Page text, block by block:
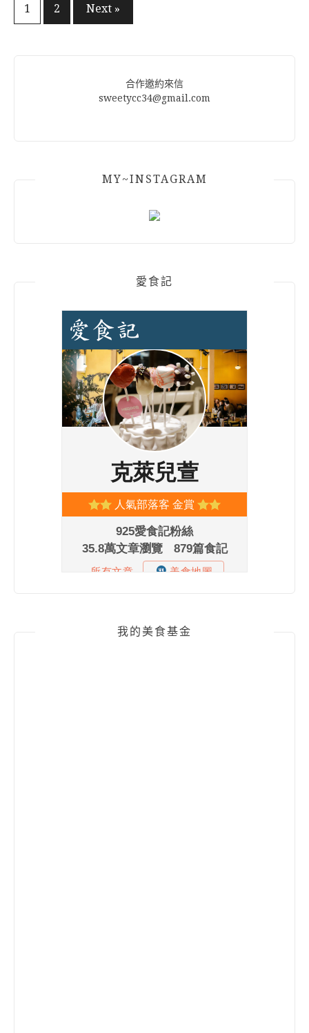
文
1 2 Next »
合作邀約來信
sweetycc34@gmail.com
MY~INSTAGRAM
愛食記
我的美食基金